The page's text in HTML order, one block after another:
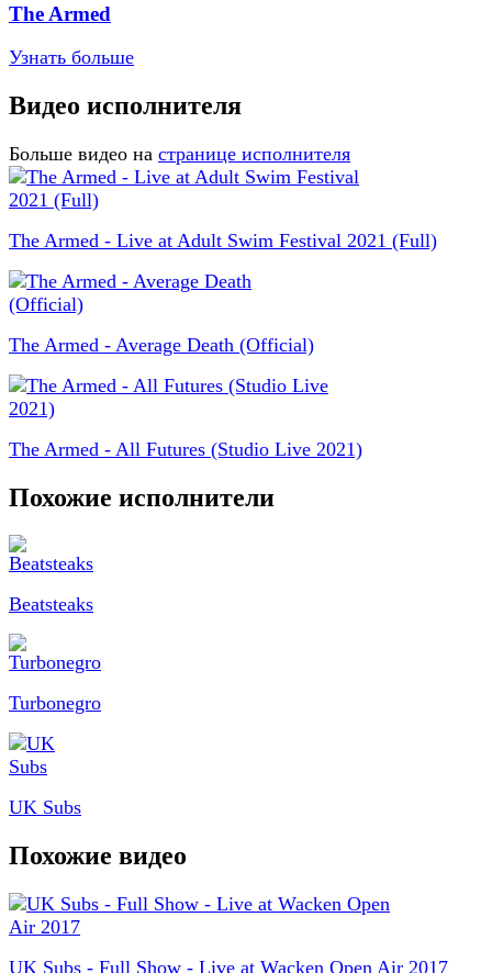
The Armed
Узнать больше
Видео исполнителя
Больше видео на странице исполнителя
The Armed - Live at Adult Swim Festival 2021 (Full)
The Armed - Average Death (Official)
The Armed - All Futures (Studio Live 2021)
Похожие исполнители
Beatsteaks
Turbonegro
UK Subs
Похожие видео
UK Subs - Full Show - Live at Wacken Open Air 2017